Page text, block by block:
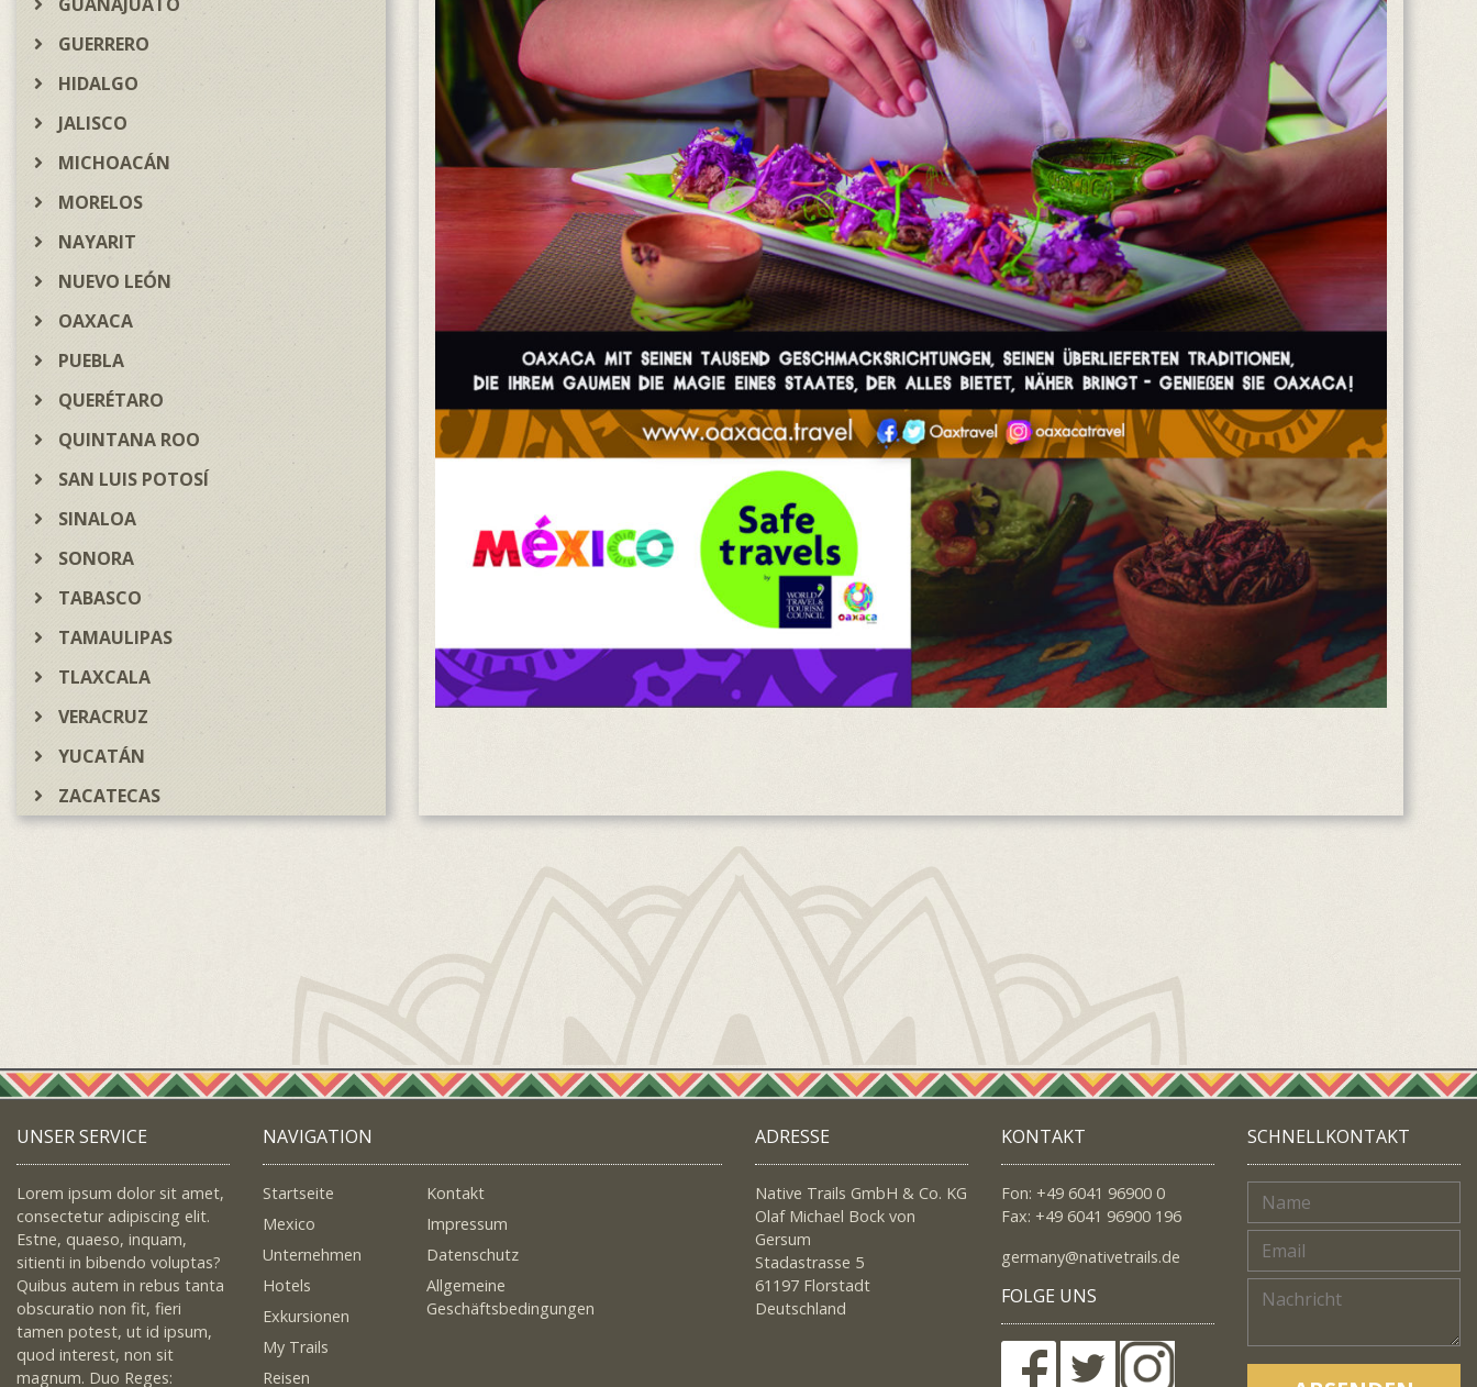
GUERRERO
HIDALGO
JALISCO
MICHOACÁN
MORELOS
NAYARIT
NUEVO LEÓN
OAXACA
PUEBLA
QUERÉTARO
QUINTANA ROO
SAN LUIS POTOSÍ
SINALOA
SONORA
TABASCO
TAMAULIPAS
TLAXCALA
VERACRUZ
YUCATÁN
ZACATECAS
UNSER SERVICE
Lorem ipsum dolor sit amet,
consectetur adipiscing elit.
Estne, quaeso, inquam,
sitienti in bibendo voluptas?
Quibus autem in rebus tanta
obscuratio non fit, fieri
tamen potest, ut id ipsum,
quod interest, non sit
magnum. Duo Reges:
NAVIGATION
Startseite
Mexico
Unternehmen
Hotels
Exkursionen
My Trails
Reisen
Kontakt
Impressum
Datenschutz
Allgemeine
Geschäftsbedingungen
ADRESSE
Native Trails GmbH & Co. KG
Olaf Michael Bock von
Gersum
Stadastrasse 5
61197 Florstadt
Deutschland
KONTAKT
Fon: +49 6041 96900 0
Fax: +49 6041 96900 196
germany@nativetrails.de
FOLGE UNS
SCHNELLKONTAKT